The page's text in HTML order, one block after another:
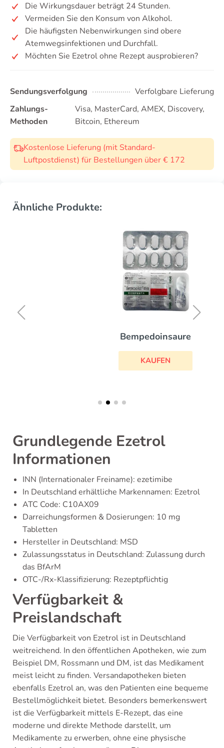
Die Wirkungsdauer beträgt 24 Stunden.
Vermeiden Sie den Konsum von Alkohol.
Die häufigsten Nebenwirkungen sind obere
Atemwegsinfektionen und Durchfall.
Möchten Sie Ezetrol ohne Rezept ausprobieren?
Sendungsverfolgung
Verfolgbare Lieferung
Zahlungs-
Methoden
Visa, MasterCard, AMEX, Discovery,
Bitcoin, Ethereum
Kostenlose Lieferung (mit Standard-
Luftpostdienst) für Bestellungen über € 172
Ähnliche Produkte:
Bempedoinsaure
Grundlegende Ezetrol
Informationen
INN (Internationaler Freiname): ezetimibe
In Deutschland erhältliche Markennamen: Ezetrol
ATC Code: C10AX09
Darreichungsformen & Dosierungen: 10 mg
Tabletten
Hersteller in Deutschland: MSD
Zulassungsstatus in Deutschland: Zulassung durch
das BfArM
OTC-/Rx-Klassifizierung: Rezeptpflichtig
Verfügbarkeit &
Preislandschaft
Die Verfügbarkeit von Ezetrol ist in Deutschland
weitreichend. In den öffentlichen Apotheken, wie zum
Beispiel DM, Rossmann und DM, ist das Medikament
meist leicht zu finden. Versandapotheken bieten
ebenfalls Ezetrol an, was den Patienten eine bequeme
Bestellmöglichkeit bietet. Besonders bemerkenswert
ist die Verfügbarkeit mittels E-Rezept, das eine
moderne und direkte Methode darstellt, um
Medikamente zu erwerben, ohne eine physische